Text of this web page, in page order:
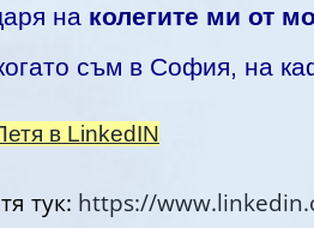
на колегите ми от
съм в София, на
в LinkedIN
тук: https://